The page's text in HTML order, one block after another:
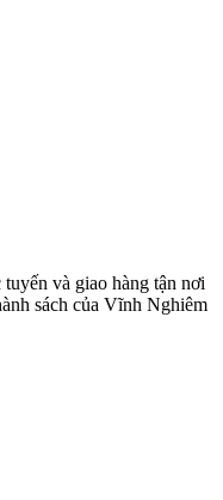
và giao hàng tận nơi
sách của Vĩnh Nghiêm